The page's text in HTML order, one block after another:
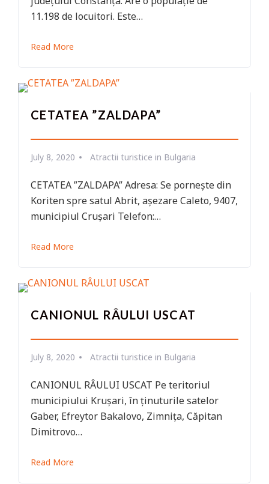
11.198 de locuitori. Este…
Read More
CETATEA ”ZALDAPA”
July 8, 2020 Atractii turistice in Bulgaria
CETATEA ”ZALDAPA” Adresa: Se pornește din
Koriten spre satul Abrit, așezare Caleto, 9407,
municipiul Crușari Telefon:…
Read More
CANIONUL RÂULUI USCAT
July 8, 2020 Atractii turistice in Bulgaria
CANIONUL RÂULUI USCAT Pe teritoriul
municipiului Krușari, în ținuturile satelor
Gaber, Efreytor Bakalovo, Zimnița, Căpitan
Dimitrovo…
Read More